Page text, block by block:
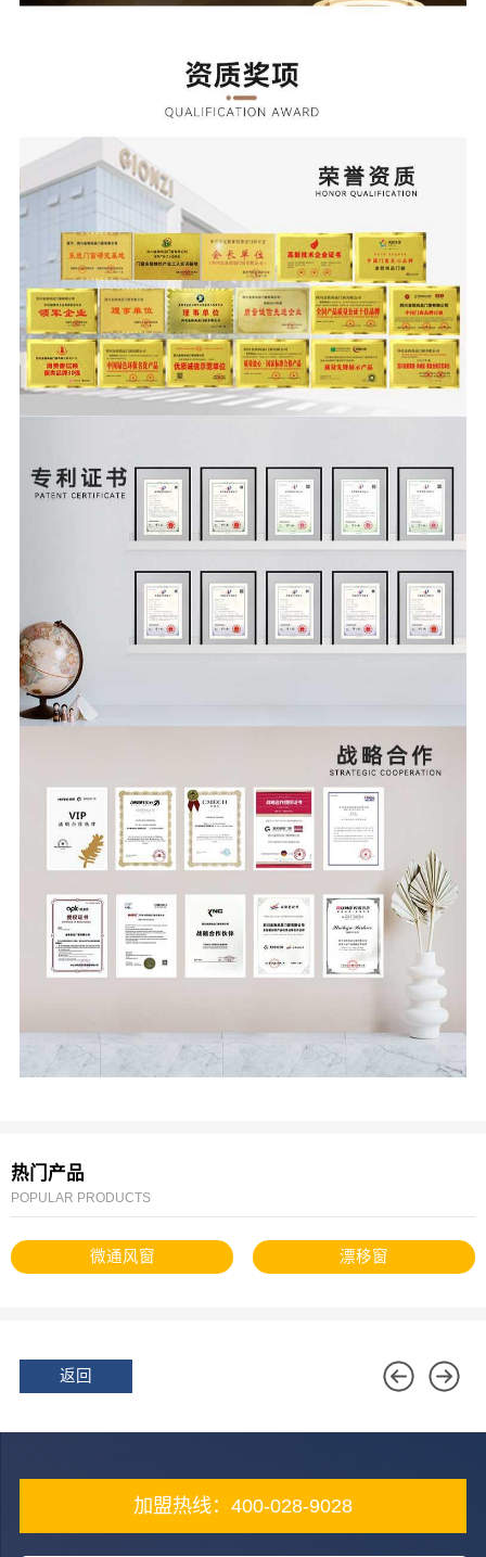
热门产品
POPULAR PRODUCTS
微通风窗 漂移窗
返回
加盟热线：400-028-9028